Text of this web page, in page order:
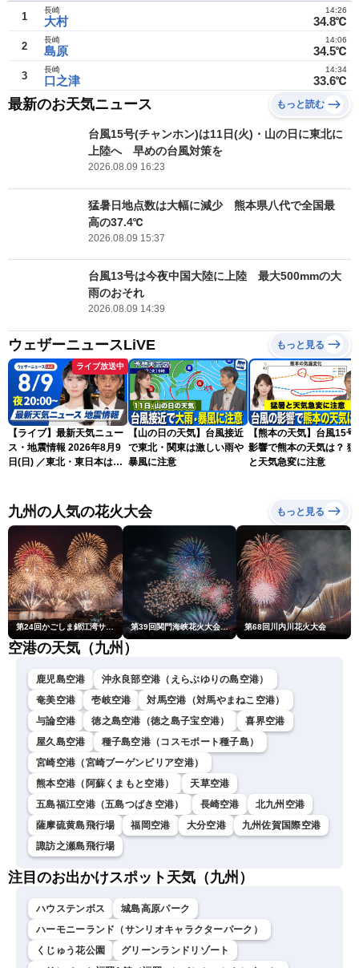
1 大村
長崎
34.8℃
14:26
2 島原
長崎
34.5℃
14:06
3 口之津
長崎
33.6℃
14:34
最新のお天気ニュース もっと読む
台風15号(チャンホン)は11日(火)・山の日に東北に
上陸へ 早めの台風対策を
2026.08.09 16:23
猛暑日地点数は大幅に減少 熊本県八代で全国最
高の37.4℃
2026.08.09 15:37
台風13号は今夜中国大陸に上陸 最大500mmの大
雨のおそれ
2026.08.09 14:39
ウェザーニュースLiVE もっと見る
ライブ放送中
【ライブ】最新天気ニュー
ス・地震情報 2026年8月9
日(日) ／東北・東日本は急
衣／芳野達郎〉
【山の日の天気】台風接近
で東北・関東は激しい雨や
暴風に注意
【熊本の天気】台風15号
影響で熊本の天気は？ 猛
と天気急変に注意
九州の人気の花火大会 もっと見る
第24回かごしま錦江湾サマーナイト大花火大会 第39回関門海峡花火大会(門司側) 第68回川内川花火大会
空港の天気（九州）
鹿児島空港
沖永良部空港（えらぶゆりの島空港）
奄美空港
壱岐空港
対馬空港（対馬やまねこ空港）
与論空港
徳之島空港（徳之島子宝空港）
喜界空港
屋久島空港
種子島空港（コスモポート種子島）
宮崎空港（宮崎ブーゲンビリア空港）
熊本空港（阿蘇くまもと空港）
天草空港
五島福江空港（五島つばき空港）
長崎空港
北九州空港
薩摩硫黄島飛行場
福岡空港 大分空港
九州佐賀国際空港
諏訪之瀬島飛行場
注目のお出かけスポット天気（九州）
ハウステンボス
城島高原パーク
ハーモニーランド（サンリオキャラクターパーク）
くじゅう花公園
グリーンランドリゾート